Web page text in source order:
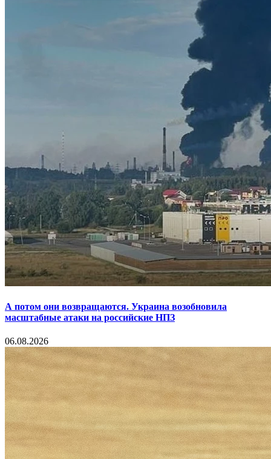
А потом они возвращаются. Украина возобновила
масштабные атаки на российские НПЗ
06.08.2026